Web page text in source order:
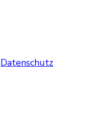
Datenschutz